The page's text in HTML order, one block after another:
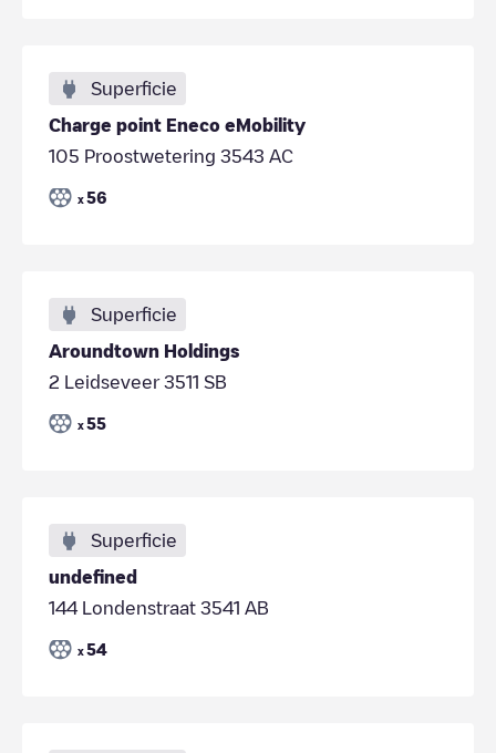
Superficie
Charge point Eneco eMobility
105 Proostwetering 3543 AC
x 56
Superficie
Aroundtown Holdings
2 Leidseveer 3511 SB
x 55
Superficie
undefined
144 Londenstraat 3541 AB
x 54